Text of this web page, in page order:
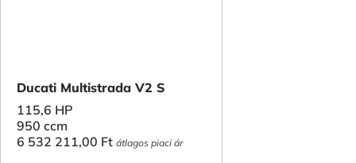
Ducati Multistrada V2 S
115,6 HP
950 ccm
6 532 211,00 Ft átlagos piaci ár